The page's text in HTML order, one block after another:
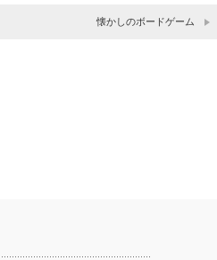
懐かしのボードゲーム